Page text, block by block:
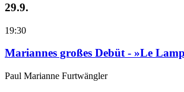
29.9.
19:30
Mariannes großes Debüt - »Le
Paul Marianne Furtwängler